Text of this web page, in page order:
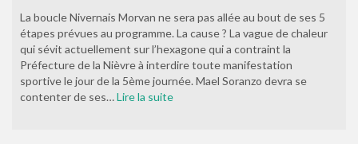
La boucle Nivernais Morvan ne sera pas allée au bout de ses 5
étapes prévues au programme. La cause ? La vague de chaleur
qui sévit actuellement sur l’hexagone qui a contraint la
Préfecture de la Nièvre à interdire toute manifestation
sportive le jour de la 5ème journée. Mael Soranzo devra se
contenter de ses…Lire la suite